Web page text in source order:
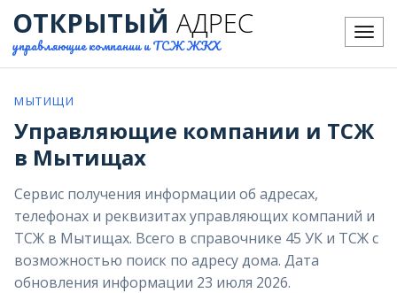
Меню
ОТКРЫТЫЙ АДРЕС
управляющие компании и ТСЖ ЖКХ
МЫТИЩИ
Управляющие компании и ТСЖ
в Мытищах
Сервис получения информации об адресах,
телефонах и реквизитах управляющих компаний и
ТСЖ в Мытищах. Всего в справочнике 45 УК и ТСЖ с
возможностью поиск по адресу дома. Дата
обновления информации 23 июля 2026.